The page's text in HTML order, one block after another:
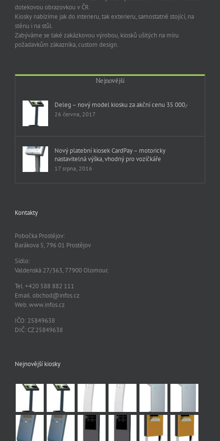
dotekovou obrazovkou v ČR.
Kiosky nabízíme jak do interieru, tak exterieru, samostatně stojící, na
stěnu i na stůl.
Zabýváme se také zakázkovou výrobou, kiosků ušitých na míru
požadavkům zákazníka, custom design.
Nejnovější
Deleg – nový model kiosku za akční cenu 35 000,-
26 června, 2017
Nový platební kiosek CardPay – motoricky
nastavitelná výška, vhodný pro vozíčkáře
17 srpna, 2016
Kontakty
Pobočka Prostějov:
Barákova 5, 796 01 Prostějov
Sídlo:
Valdenská 27/363, 77900 Olomouc
Tel. +420 588 882 111
Email. obchod@infos.cz
Web. www.infos.cz
IČO: 25849638
DIČ: CZ 25849638
Nejnovější kiosky